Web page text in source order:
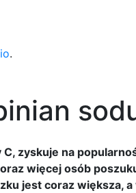
.
zyskuje na
więcej osób
jest coraz większa,